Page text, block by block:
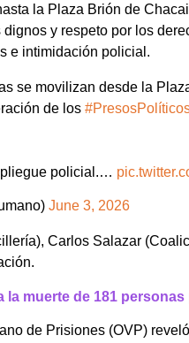
la Plaza Brión de
y respeto por los
e intimidación policial.
se movilizan desde la
de los
policial.…
June 3, 2026
Carlos Salazar
muerte de 181
de Prisiones (OVP)